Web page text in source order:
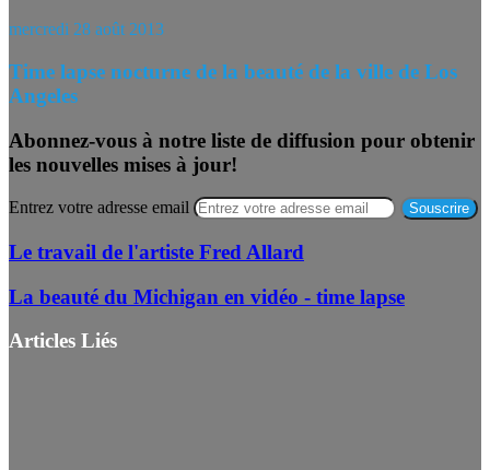
mercredi 28 août 2013
Time lapse nocturne de la beauté de la ville de Los
Angeles
Abonnez-vous à notre liste de diffusion pour obtenir
les nouvelles mises à jour!
Entrez votre adresse email
Le travail de l'artiste Fred Allard
La beauté du Michigan en vidéo - time lapse
Articles Liés